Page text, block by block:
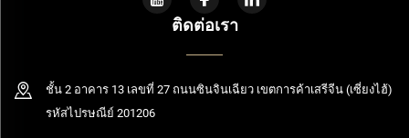
ติดต่อเรา
ชั้น 2 อาคาร 13 เลขที่ 27 ถนนซินจินเฉียว เขตการค้าเสรีจีน (เซี่ยงไฮ้)
รหัสไปรษณีย์ 201206